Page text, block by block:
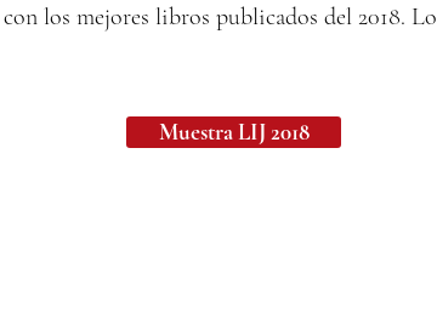
los mejores libros publicados del 2018. Lo
Muestra LIJ 2018